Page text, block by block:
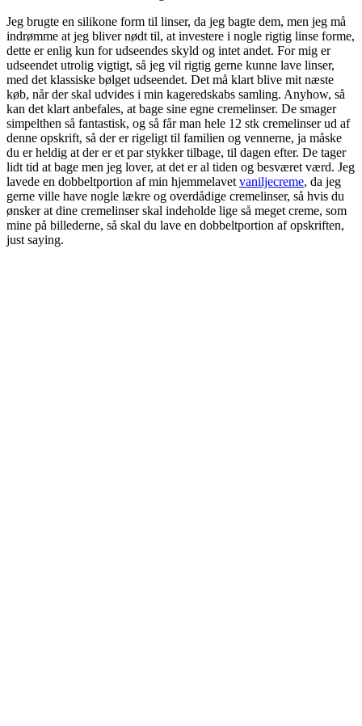
Jeg brugte en silikone form til linser, da jeg bagte dem, men jeg må
indrømme at jeg bliver nødt til, at investere i nogle rigtig linse forme,
dette er enlig kun for udseendes skyld og intet andet. For mig er
udseendet utrolig vigtigt, så jeg vil rigtig gerne kunne lave linser,
med det klassiske bølget udseendet. Det må klart blive mit næste
køb, når der skal udvides i min kageredskabs samling. Anyhow, så
kan det klart anbefales, at bage sine egne cremelinser. De smager
simpelthen så fantastisk, og så får man hele 12 stk cremelinser ud af
denne opskrift, så der er rigeligt til familien og vennerne, ja måske
du er heldig at der er et par stykker tilbage, til dagen efter. De tager
lidt tid at bage men jeg lover, at det er al tiden og besværet værd. Jeg
lavede en dobbeltportion af min hjemmelavet vaniljecreme, da jeg
gerne ville have nogle lækre og overdådige cremelinser, så hvis du
ønsker at dine cremelinser skal indeholde lige så meget creme, som
mine på billederne, så skal du lave en dobbeltportion af opskriften,
just saying.